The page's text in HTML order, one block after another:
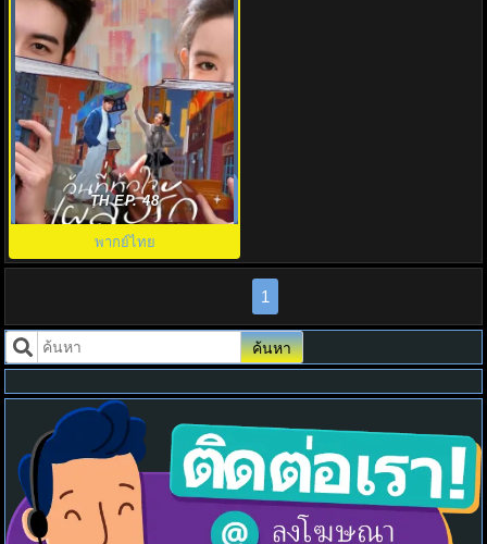
วันที่หัวใจเผลอรัก (2026) My
Page in the 90s พากย์ไทย EP1-
24
TH EP. 48
พากย์ไทย
1
ค้นหา